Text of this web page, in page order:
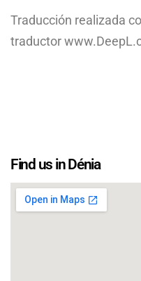
Traducción realizada
traductor
Find us in Dénia